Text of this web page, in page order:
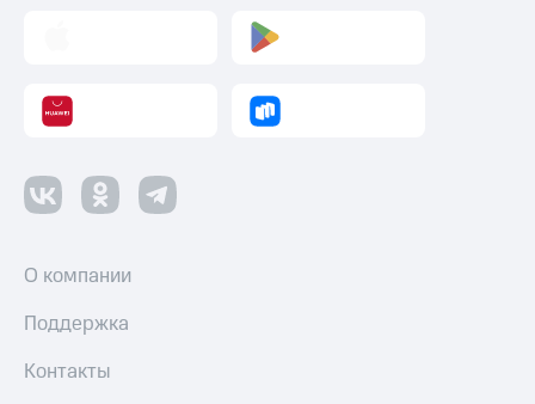
О компании
Поддержка
Контакты